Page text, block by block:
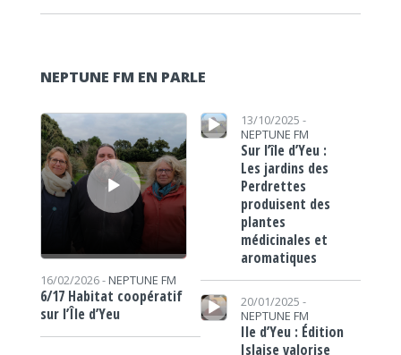
NEPTUNE FM EN PARLE
Lecteur audio
16/02/2026 - NEPTUNE FM
6/17 Habitat coopératif
sur l’Île d’Yeu
Lecteur audio
13/10/2025 -
NEPTUNE FM
Sur l’île d’Yeu :
Les jardins des
Perdrettes
produisent des
plantes
médicinales et
aromatiques
Lecteur audio
20/01/2025 -
NEPTUNE FM
Ile d’Yeu : Édition
Islaise valorise